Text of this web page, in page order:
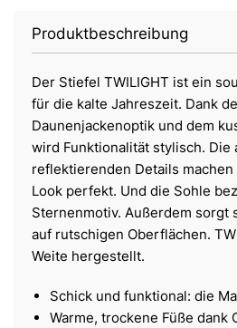
Produktbeschreibung
Der Stiefel TWILIGHT ist ein
für die kalte Jahreszeit. Dank
Daunenjackenoptik und dem
wird Funktionalität stylisch. Die
reflektierenden Details
Look perfekt. Und die Sohle
Sternenmotiv. Außerdem sorgt
auf rutschigen Oberflächen.
Weite hergestellt.
Schick und funktional: die
Warme, trockene Füße dank